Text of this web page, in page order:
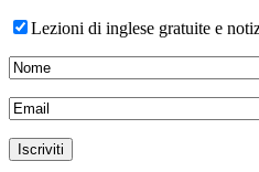
Lezioni di inglese gratuite e